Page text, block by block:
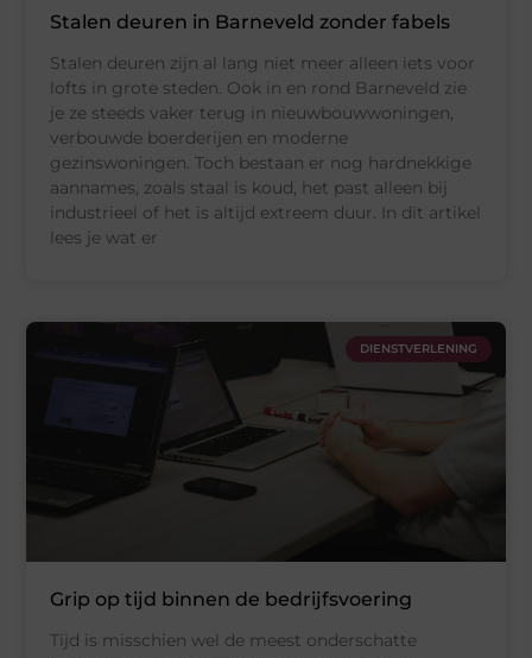
Stalen deuren in Barneveld zonder fabels
Stalen deuren zijn al lang niet meer alleen iets voor
lofts in grote steden. Ook in en rond Barneveld zie
je ze steeds vaker terug in nieuwbouwwoningen,
verbouwde boerderijen en moderne
gezinswoningen. Toch bestaan er nog hardnekkige
aannames, zoals staal is koud, het past alleen bij
industrieel of het is altijd extreem duur. In dit artikel
lees je wat er
DIENSTVERLENING
Grip op tijd binnen de bedrijfsvoering
Tijd is misschien wel de meest onderschatte